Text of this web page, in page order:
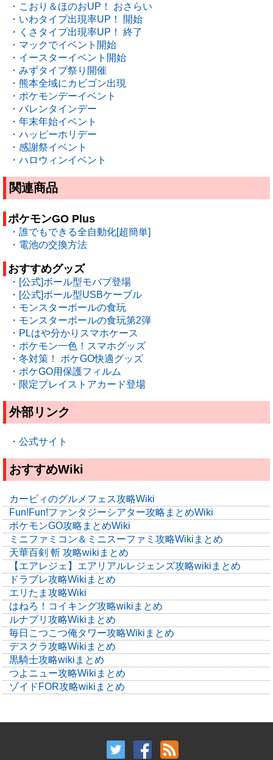
・こおり＆ほのおUP！ おさらい
・いわタイプ出現率UP！ 開始
・くさタイプ出現率UP！ 終了
・マックでイベント開始
・イースターイベント開始
・みずタイプ祭り開催
・熊本全域にカビゴン出現
・ポケモンデーイベント
・バレンタインデー
・年末年始イベント
・ハッピーホリデー
・感謝祭イベント
・ハロウィンイベント
関連商品
ポケモンGO Plus
・誰でもできる全自動化[超簡単]
・電池の交換方法
おすすめグッズ
・[公式]ボール型モバブ登場
・[公式]ボール型USBケーブル
・モンスターボールの食玩
・モンスターボールの食玩第2弾
・PLはや分かりスマホケース
・ポケモン一色！スマホグッズ
・冬対策！ ポケGO快適グッズ
・ポケGO用保護フィルム
・限定プレイストアカード登場
外部リンク
・公式サイト
おすすめWiki
カービィのグルメフェス攻略Wiki
Fun!Fun!ファンタジーシアター攻略まとめWiki
ポケモンGO攻略まとめWiki
ミニファミコン＆ミニスーファミ攻略Wikiまとめ
天華百剣 斬 攻略wikiまとめ
【エアレジェ】エアリアルレジェンズ攻略wikiまとめ
ドラブレ攻略Wikiまとめ
エリたま攻略Wiki
はねろ！コイキング攻略wikiまとめ
ルナプリ攻略Wikiまとめ
毎日こつこつ俺タワー攻略Wikiまとめ
デスクラ攻略Wikiまとめ
黒騎士攻略wikiまとめ
つよニュー攻略Wikiまとめ
ゾイドFOR攻略wikiまとめ